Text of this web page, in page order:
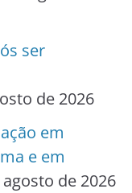
ser
de 2026
em
e em
agosto de 2026